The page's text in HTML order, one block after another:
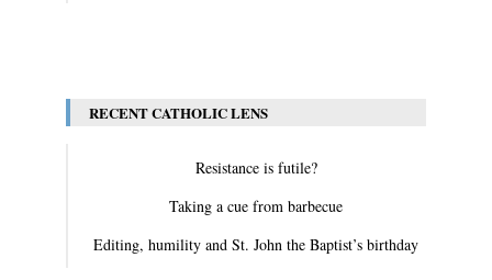
RECENT CATHOLIC LENS
Resistance is futile?
Taking a cue from barbecue
Editing, humility and St. John the Baptist’s birthday